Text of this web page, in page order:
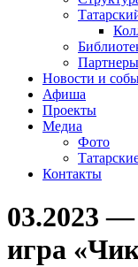
Партнеры
Новости и
Афиша
Проекты
Медиа
Фото
Контакты
03.2023 —
игра